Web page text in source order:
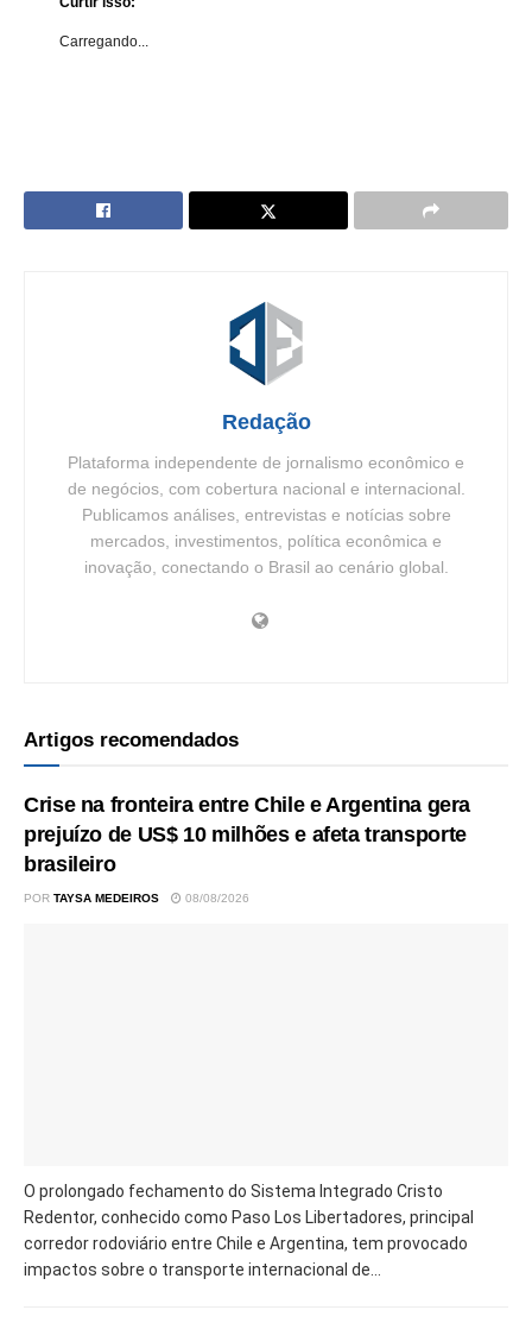
Carregando...
Redação
Plataforma independente de jornalismo econômico e
de negócios, com cobertura nacional e internacional.
Publicamos análises, entrevistas e notícias sobre
mercados, investimentos, política econômica e
inovação, conectando o Brasil ao cenário global.
Artigos recomendados
Crise na fronteira entre Chile e Argentina gera
prejuízo de US$ 10 milhões e afeta transporte
brasileiro
POR TAYSA MEDEIROS 08/08/2026
O prolongado fechamento do Sistema Integrado Cristo
Redentor, conhecido como Paso Los Libertadores, principal
corredor rodoviário entre Chile e Argentina, tem provocado
impactos sobre o transporte internacional de...